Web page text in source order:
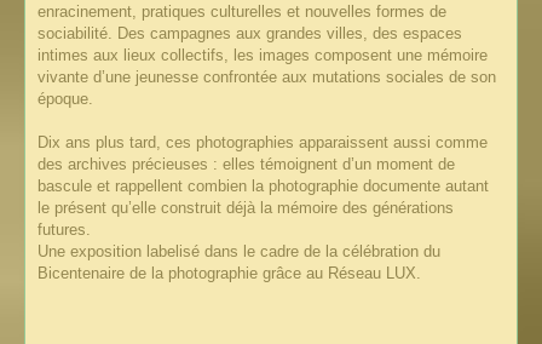
enracinement, pratiques culturelles et nouvelles formes de
sociabilité. Des campagnes aux grandes villes, des espaces
intimes aux lieux collectifs, les images composent une mémoire
vivante d’une jeunesse confrontée aux mutations sociales de son
époque.
Dix ans plus tard, ces photographies apparaissent aussi comme
des archives précieuses : elles témoignent d’un moment de
bascule et rappellent combien la photographie documente autant
le présent qu’elle construit déjà la mémoire des générations
futures.
Une exposition labelisé dans le cadre de la célébration du
Bicentenaire de la photographie grâce au Réseau LUX.